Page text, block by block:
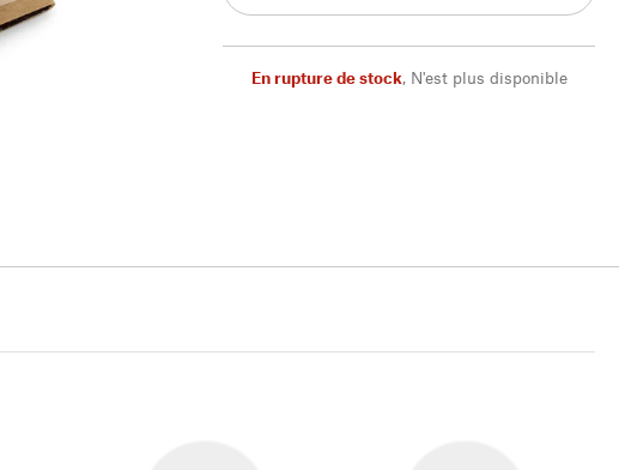
En rupture de stock, N'est plus disponible